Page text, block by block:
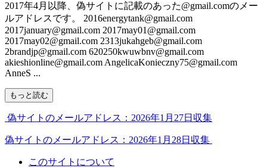
2017年4月以降、偽サイトに記載のあった@gmail.comのメー
ルアドレスです。 2016energytank@gmail.com
2017january@gmail.com 2017may01@gmail.com
2017may02@gmail.com 2313jukahgeb@gmail.com
2brandjp@gmail.com 620250kwuwbnv@gmail.com
akieshionline@gmail.com AngelicaKonieczny75@gmail.com
AnneS ...
もっと読む
偽サイトのメールアドレス：2026年1月27日収集
偽サイトのメールアドレス：2026年1月28日収集
このサイトについて